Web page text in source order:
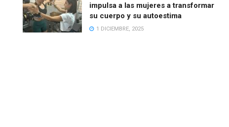
impulsa a las mujeres a transformar
su cuerpo y su autoestima
1 DICIEMBRE, 2025